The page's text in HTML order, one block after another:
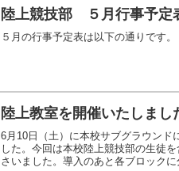
陸上競技部 ５月行事予定
５月の行事予定表は以下の通りです。
陸上教室を開催いたしまし
6月10日（土）に本校サブグラウンド
した。今回は本校陸上競技部の生徒
さいました。導入のあと各ブロック